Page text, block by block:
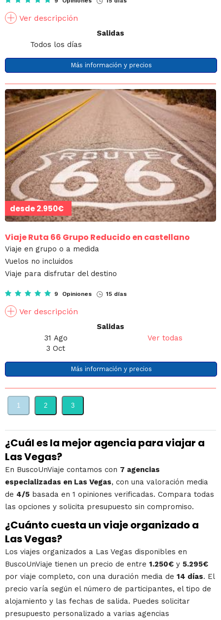
Ver descripción
Salidas
Todos los días
Más información y precios
desde2.950€
Viaje Ruta 66 Grupo Reducido en castellano
Viaje en grupo o a medida
Vuelos no incluidos
Viaje para disfrutar del destino
9 Opiniones 15 días
Ver descripción
Salidas
31 Ago
3 Oct
Ver todas
Más información y precios
1 2 3
¿Cuál es la mejor agencia para viajar a
Las Vegas?
En BuscoUnViaje contamos con 7 agencias
especializadas en Las Vegas, con una valoración media
de 4/5 basada en 1 opiniones verificadas. Compara todas
las opciones y solicita presupuesto sin compromiso.
¿Cuánto cuesta un viaje organizado a
Las Vegas?
Los viajes organizados a Las Vegas disponibles en
BuscoUnViaje tienen un precio de entre 1.250€ y 5.295€
por viaje completo, con una duración media de 14 días. El
precio varía según el número de participantes, el tipo de
alojamiento y las fechas de salida. Puedes solicitar
presupuesto personalizado a varias agencias